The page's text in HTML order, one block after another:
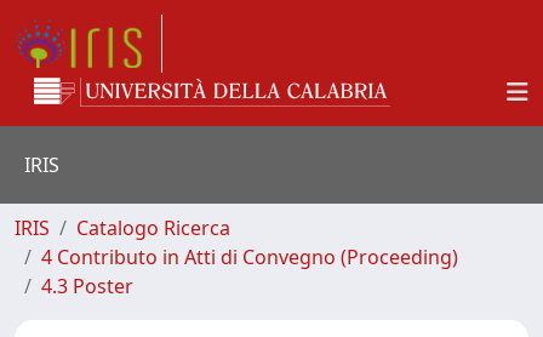
IRIS
IRIS
Catalogo Ricerca
4 Contributo in Atti di Convegno (Proceeding)
4.3 Poster